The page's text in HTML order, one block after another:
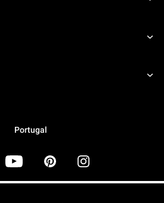
Portugal